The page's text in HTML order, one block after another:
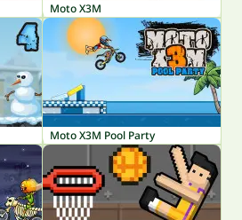
Moto X3M
Moto X3M Pool Party